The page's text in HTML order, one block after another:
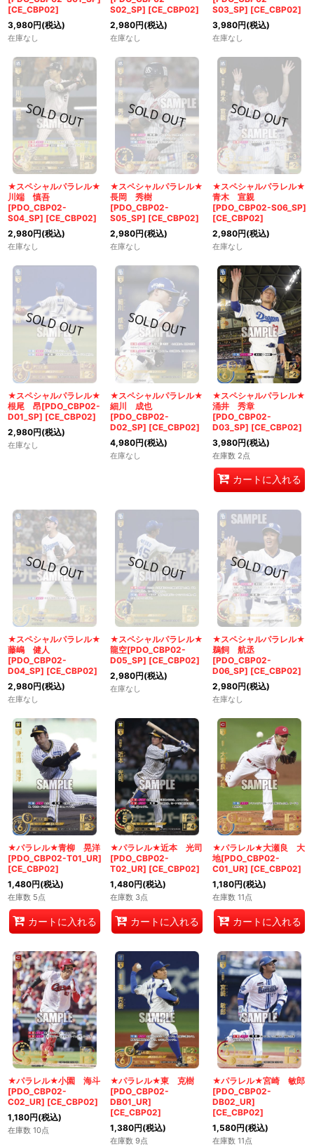
[CE_CBP02]
3,980円(税込)
在庫なし
S02_SP] [CE_CBP02]
2,980円(税込)
在庫なし
S03_SP] [CE_CBP02]
3,980円(税込)
在庫なし
★スペシャルパラレル★
川端 慎吾
[PDO_CBP02-
S04_SP] [CE_CBP02]
2,980円(税込)
在庫なし
★スペシャルパラレル★
長岡 秀樹
[PDO_CBP02-
S05_SP] [CE_CBP02]
2,980円(税込)
在庫なし
★スペシャルパラレル★
青木 宣親
[PDO_CBP02-S06_SP]
[CE_CBP02]
2,980円(税込)
在庫なし
★スペシャルパラレル★
根尾 昂[PDO_CBP02-
D01_SP] [CE_CBP02]
2,980円(税込)
在庫なし
★スペシャルパラレル★
細川 成也
[PDO_CBP02-
D02_SP] [CE_CBP02]
4,980円(税込)
在庫なし
★スペシャルパラレル★
涌井 秀章
[PDO_CBP02-
D03_SP] [CE_CBP02]
3,980円(税込)
在庫数 2点
カートに入れる
★スペシャルパラレル★
藤嶋 健人
[PDO_CBP02-
D04_SP] [CE_CBP02]
2,980円(税込)
在庫なし
★スペシャルパラレル★
龍空[PDO_CBP02-
D05_SP] [CE_CBP02]
2,980円(税込)
在庫なし
★スペシャルパラレル★
鵜飼 航丞
[PDO_CBP02-
D06_SP] [CE_CBP02]
2,980円(税込)
在庫なし
★パラレル★青柳 晃洋
[PDO_CBP02-T01_UR]
[CE_CBP02]
1,480円(税込)
在庫数 5点
カートに入れる
★パラレル★近本 光司
[PDO_CBP02-
T02_UR] [CE_CBP02]
1,480円(税込)
在庫数 3点
カートに入れる
★パラレル★大瀬良 大
地[PDO_CBP02-
C01_UR] [CE_CBP02]
1,180円(税込)
在庫数 11点
カートに入れる
★パラレル★小園 海斗
[PDO_CBP02-
C02_UR] [CE_CBP02]
1,180円(税込)
在庫数 10点
★パラレル★東 克樹
[PDO_CBP02-
DB01_UR]
[CE_CBP02]
1,380円(税込)
在庫数 9点
★パラレル★宮崎 敏郎
[PDO_CBP02-
DB02_UR]
[CE_CBP02]
1,580円(税込)
在庫数 11点